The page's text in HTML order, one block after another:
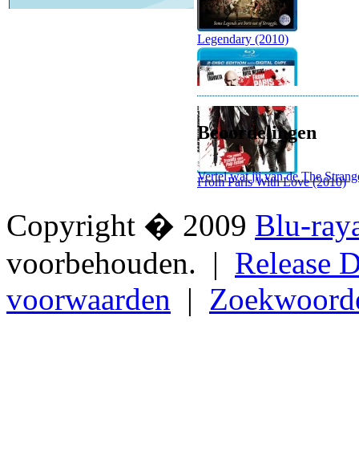
Legendary (2010)
From Paris With Love (2010)
Beoordelingen
Vertel wat jij van de The
Copyright � 2009 Blu-
voorbehouden. | Release
voorwaarden |